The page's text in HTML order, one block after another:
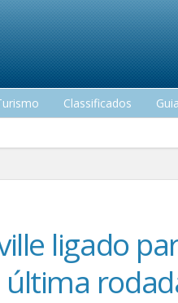
Classificados
ligado